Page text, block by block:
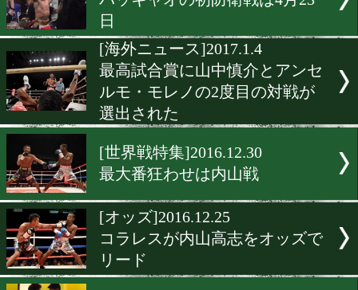
「日本で歴史をつくる」
[海外ニュース]2017.1.12
パッキャオの初防衛戦は4
日
[海外ニュース]2017.1.4
最高試合賞に山中慎介とア
ルモ・モレノの2度目の対
選出された
[世界戦特集]2016.12.30